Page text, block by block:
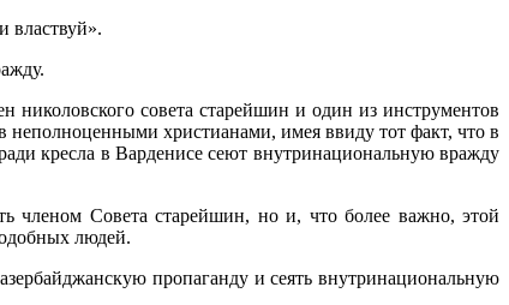
властвуй».
николовского совета старейшин и один из инструментов
христианами, имея ввиду тот факт, что в
кресла в Варденисе сеют внутринациональную вражду
членом Совета старейшин, но и, что более важно, этой
людей.
пропаганду и сеять внутринациональную